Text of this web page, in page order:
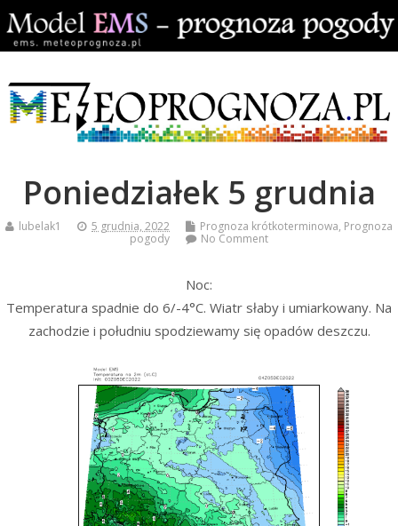
Poniedziałek 5 grudnia
lubelak1 5 grudnia, 2022 Prognoza krótkoterminowa, Prognoza
pogody
No Comment
Noc:
Temperatura spadnie do 6/-4°C. Wiatr słaby i umiarkowany. Na
zachodzie i południu spodziewamy się opadów deszczu.